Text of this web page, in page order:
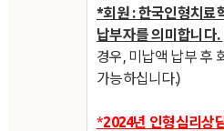
*회원 : 한국인형치료
납부자를 의미합니다.
경우, 미납액 납부 후
가능하십니다.)
*2024년 인형심리상